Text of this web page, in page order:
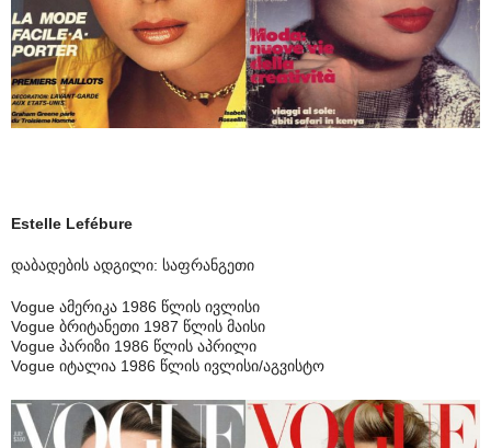
Estelle Lefébure
დაბადების ადგილი: საფრანგეთი
Vogue ამერიკა 1986 წლის ივლისი
Vogue ბრიტანეთი 1987 წლის მაისი
Vogue პარიზი 1986 წლის აპრილი
Vogue იტალია 1986 წლის ივლისი/აგვისტო